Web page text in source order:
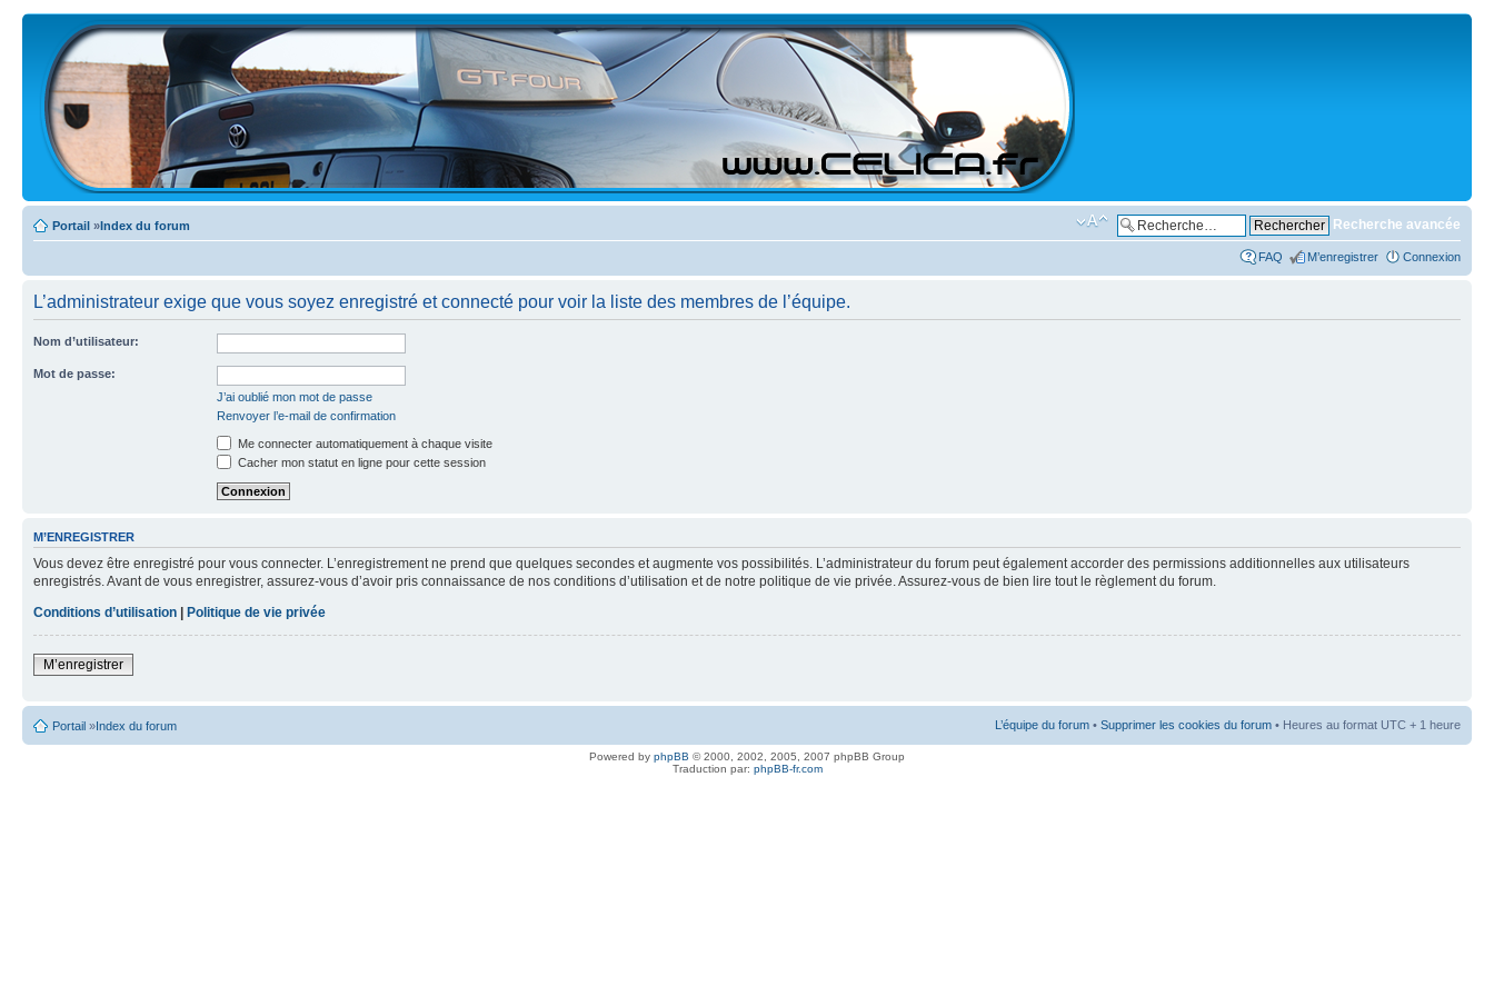
Portail »Index du forum Recherche avancée
FAQ M’enregistrer Connexion
L’administrateur exige que vous soyez enregistré et connecté pour voir la liste des membres de l’équipe.
Nom d’utilisateur:
Mot de passe:
J’ai oublié mon mot de passe
Renvoyer l’e-mail de confirmation
Me connecter automatiquement à chaque visite
Cacher mon statut en ligne pour cette session
M’ENREGISTRER
Vous devez être enregistré pour vous connecter. L’enregistrement ne prend que quelques secondes et augmente vos possibilités. L’administrateur du forum peut également accorder des permissions additionnelles aux utilisateurs
enregistrés. Avant de vous enregistrer, assurez-vous d’avoir pris connaissance de nos conditions d’utilisation et de notre politique de vie privée. Assurez-vous de bien lire tout le règlement du forum.
Conditions d’utilisation | Politique de vie privée
M’enregistrer
Portail »Index du forum L’équipe du forum • Supprimer les cookies du forum • Heures au format UTC + 1 heure
Powered by phpBB © 2000, 2002, 2005, 2007 phpBB Group
Traduction par: phpBB-fr.com